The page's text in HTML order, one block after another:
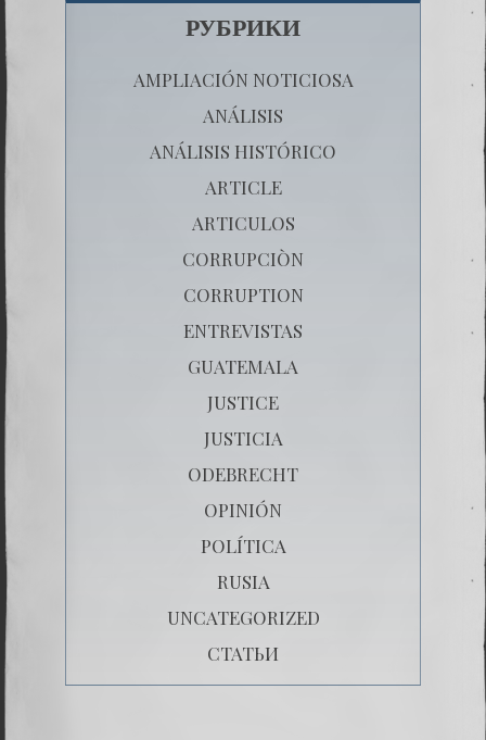
РУБРИКИ
AMPLIACIÓN NOTICIOSA
ANÁLISIS
ANÁLISIS HISTÓRICO
ARTICLE
ARTICULOS
CORRUPCIÒN
CORRUPTION
ENTREVISTAS
GUATEMALA
JUSTICE
JUSTICIA
ODEBRECHT
OPINIÓN
POLÍTICA
RUSIA
UNCATEGORIZED
СТАТЬИ